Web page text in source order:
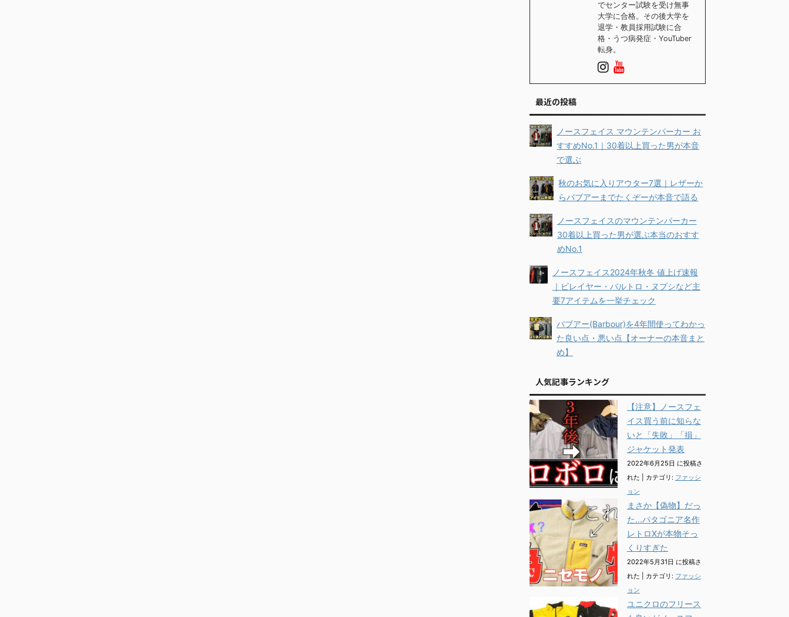
でセンター試験を受け無事
大学に合格。その後大学を
退学・教員採用試験に合
格・うつ病発症・YouTuber
転身。
最近の投稿
ノースフェイス マウンテンパーカー お
すすめNo.1｜30着以上買った男が本音
で選ぶ
秋のお気に入りアウター7選｜レザーか
らバブアーまでたくぞーが本音で語る
ノースフェイスのマウンテンパーカー
30着以上買った男が選ぶ本当のおすす
めNo.1
ノースフェイス2024年秋冬 値上げ速報
｜ビレイヤー・バルトロ・ヌプシなど主
要7アイテムを一挙チェック
バブアー(Barbour)を4年間使ってわかっ
た良い点・悪い点【オーナーの本音まと
め】
人気記事ランキング
【注意】ノースフェ
イス買う前に知らな
いと「失敗」「損」
ジャケット発表
2022年6月25日 に投稿さ
れた
カテゴリ: ファッシ
ョン
まさか【偽物】だっ
た...パタゴニア名作
レトロXが本物そっ
くりすぎた
2022年5月31日 に投稿さ
れた
カテゴリ: ファッシ
ョン
ユニクロのフリース